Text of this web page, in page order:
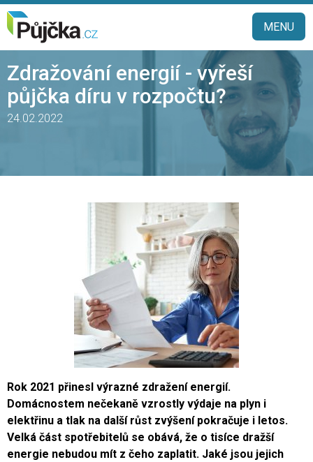
MENU
Zdražování energií - vyřeší
půjčka díru v rozpočtu?
24.02.2022
Rok 2021 přinesl výrazné zdražení energií.
Domácnostem nečekaně vzrostly výdaje na plyn i
elektřinu a tlak na další růst zvýšení pokračuje i letos.
Velká část spotřebitelů se obává, že o tisíce dražší
energie nebudou mít z čeho zaplatit. Jaké jsou jejich